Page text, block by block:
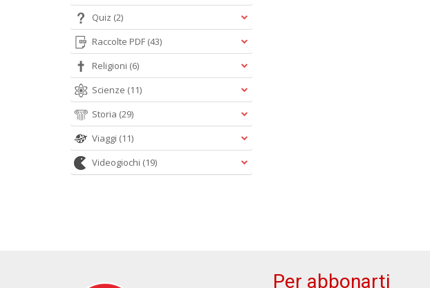
Quiz (2)
Raccolte PDF (43)
Religioni (6)
Scienze (11)
Storia (29)
Viaggi (11)
Videogiochi (19)
Per abbonarti